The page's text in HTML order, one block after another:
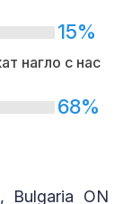
15%
нагло с нас
68%
Bulgaria ON